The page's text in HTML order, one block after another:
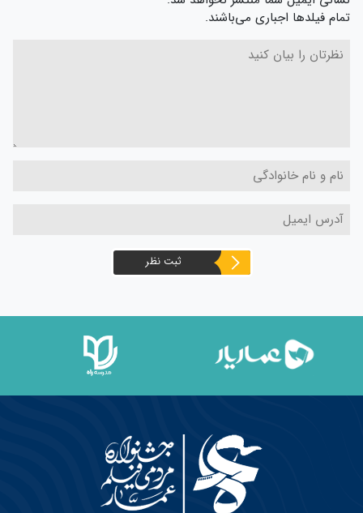
تمام فیلدها اجباری می‌باشند.
ثبت نظر